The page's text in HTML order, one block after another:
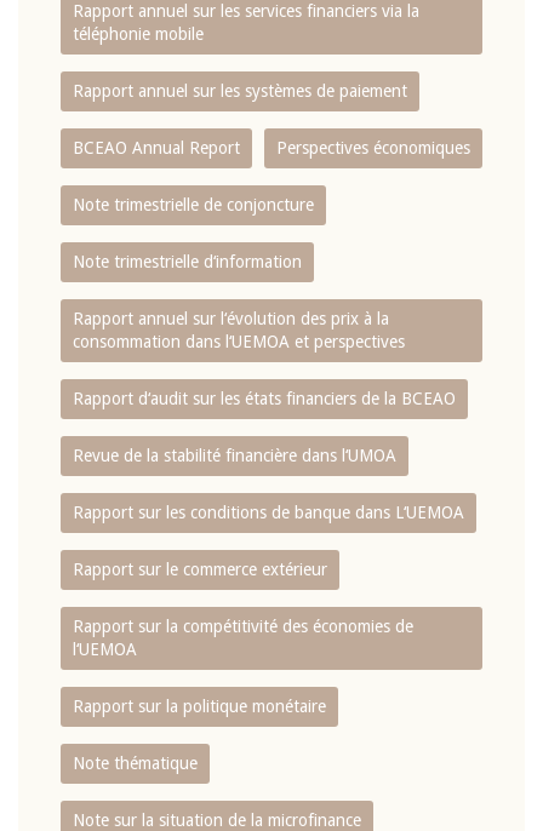
Rapport annuel sur les services financiers via la
téléphonie mobile
Rapport annuel sur les systèmes de paiement
BCEAO Annual Report Perspectives économiques
Note trimestrielle de conjoncture
Note trimestrielle d‘information
Rapport annuel sur l‘évolution des prix à la
consommation dans l‘UEMOA et perspectives
Rapport d‘audit sur les états financiers de la BCEAO
Revue de la stabilité financière dans l‘UMOA
Rapport sur les conditions de banque dans L‘UEMOA
Rapport sur le commerce extérieur
Rapport sur la compétitivité des économies de
l‘UEMOA
Rapport sur la politique monétaire
Note thématique
Note sur la situation de la microfinance